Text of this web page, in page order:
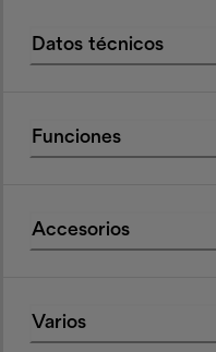
Datos técnicos
Funciones
Accesorios
Varios